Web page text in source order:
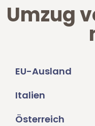
Umzug
EU-Ausland
Italien
Österreich